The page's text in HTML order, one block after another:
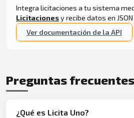
Integra licitaciones a tu sistema
Licitacionesy recibe datos en JSON
Ver documentación de la API
Preguntas frecuentes
¿Qué es Licita Uno?